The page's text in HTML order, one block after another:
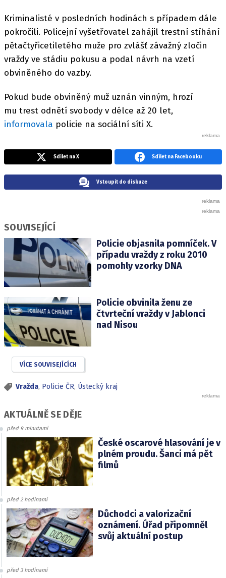
Kriminalisté v posledních hodinách s případem dále
pokročili. Policejní vyšetřovatel zahájil trestní stíhání
pětačtyřicetiletého muže pro zvlášť závažný zločin
vraždy ve stádiu pokusu a podal návrh na vzetí
obviněného do vazby.
Pokud bude obviněný muž uznán vinným, hrozí
mu trest odnětí svobody v délce až 20 let,
informovala policie na sociální síti X.
Sdílet na X Sdílet na Facebooku
Vstoupit do diskuze
SOUVISEJÍCÍ
Policie objasnila pomníček. V
případu vraždy z roku 2010
pomohly vzorky DNA
Policie obvinila ženu ze
čtvrteční vraždy v Jablonci
nad Nisou
VÍCE SOUVISEJÍCÍCH
Vražda, Policie ČR, Ústecký kraj
AKTUÁLNĚ SE DĚJE
před 9 minutami
České oscarové hlasování je v
plném proudu. Šanci má pět
filmů
před 2 hodinami
Důchodci a valorizační
oznámení. Úřad připomněl
svůj aktuální postup
před 3 hodinami